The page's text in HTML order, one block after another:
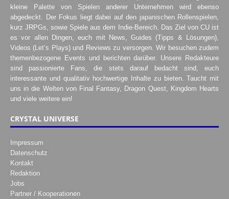
kleine Palette von Spielen anderer Unternehmen wird ebenso
abgedeckt. Der Fokus liegt dabei auf den japanischen Rollenspielen,
kurz JRPGs, sowie Spiele aus dem Indie-Bereich. Das Ziel von CU ist
es vor allen Dingen, euch mit News, Guides (Tipps & Lösungen),
Videos (Let’s Plays) und Reviews zu versorgen. Wir besuchen zudem
themenbezogene Events und berichten darüber. Unsere Redakteure
sind passionierte Fans, die stets darauf bedacht sind, euch
interessante und qualitativ hochwertige Inhalte zu bieten. Taucht mit
uns in die Welten von Final Fantasy, Dragon Quest, Kingdom Hearts
und viele weitere ein!
CRYSTAL UNIVERSE
Impressum
Datenschutz
Kontakt
Redaktion
Jobs
Partner / Kooperationen